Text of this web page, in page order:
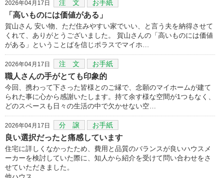
2026年04月17日 注 文 お手紙
「高いものには価値がある」
賀山さん 安い物、ただ住みやすい家でいい、と言う夫を納得させて
くれて、ありがとうございました。 賀山さんの「高いものには価値
がある」ということばを信じポラスでマイホ…
2026年04月17日 注 文 お手紙
職人さんの手がとても印象的
今回、携わって下さった皆様とのご縁で、念願のマイホームが建て
られた事に心から感謝いたします。持て余す様な空間が1つもなく、
どのスペースも日々の生活の中で欠かせない空…
2026年04月17日 分 譲 お手紙
良い選択だったと痛感しています
住宅に詳しくなかったため、費用と品質のバランスが良いハウスメ
ーカーを検討していた際に、知人から紹介を受けて問い合わせをさ
せていただきました。
他ハウス…